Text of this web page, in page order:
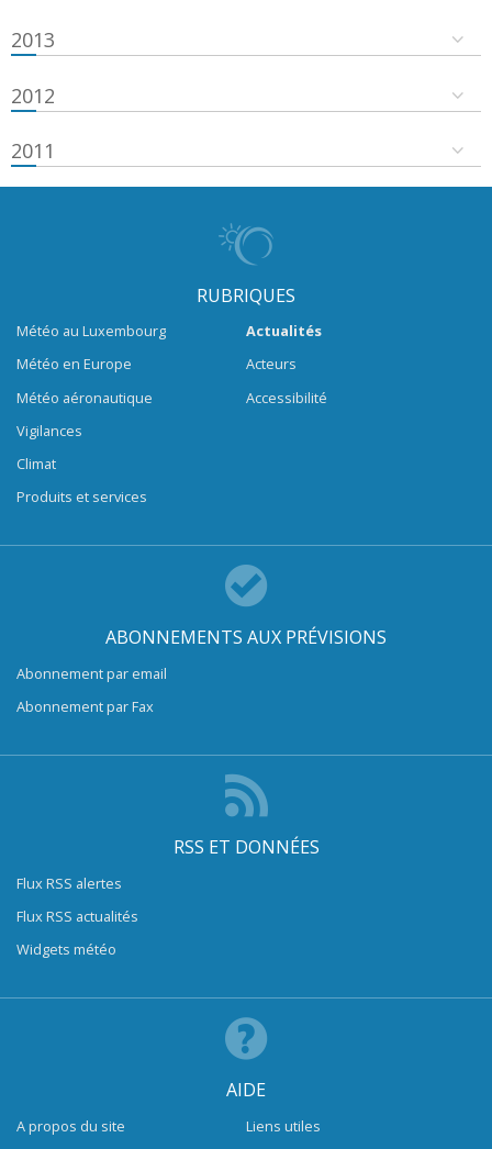
2013
2012
2011
RUBRIQUES
Météo au Luxembourg
Météo en Europe
Météo aéronautique
Vigilances
Climat
Produits et services
Actualités
Acteurs
Accessibilité
ABONNEMENTS AUX PRÉVISIONS
Abonnement par email
Abonnement par Fax
RSS ET DONNÉES
Flux RSS alertes
Flux RSS actualités
Widgets météo
AIDE
A propos du site
Liens utiles